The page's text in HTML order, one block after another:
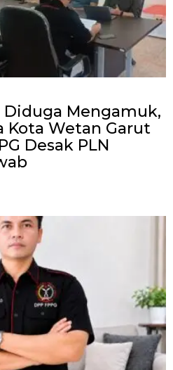
Mengamuk,
Kota Wetan Garut
Desak PLN